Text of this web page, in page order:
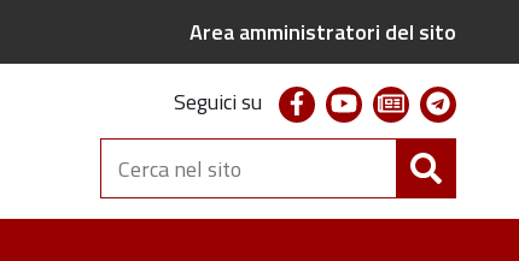
Area amministratori del sito
Seguici su facebookyoutubenewsletter
Cerca
nel
sito